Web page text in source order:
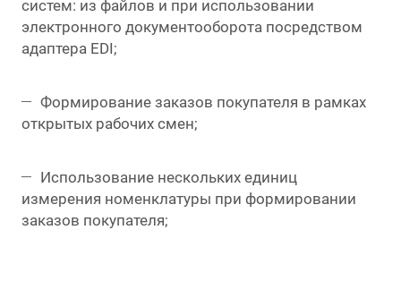
систем: из файлов и при использовании
электронного документооборота посредством
адаптера EDI;
Формирование заказов покупателя в рамках
открытых рабочих смен;
Использование нескольких единиц
измерения номенклатуры при формировании
заказов покупателя;